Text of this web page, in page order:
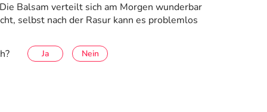
Balsam verteilt sich am Morgen wunderbar
selbst nach der Rasur kann es problemlos
Ja Nein